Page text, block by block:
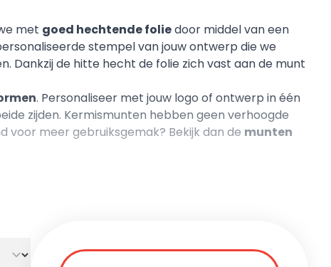
met goed hechtende foliedoor middel van een
stempel van jouw ontwerp die we
Dankzij de hitte hecht de folie zich vast aan de munt
. Personaliseer met jouw logo of ontwerp in één
zijden. Kermismunten hebben geen verhoogde
voor meer gebruiksgemak? Bekijk dan de munten